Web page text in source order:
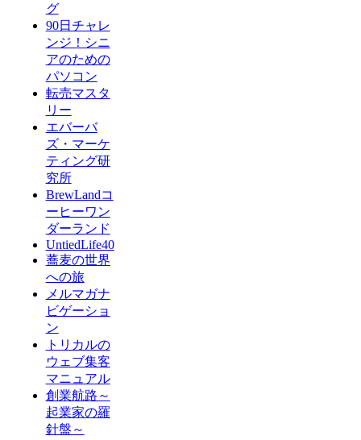
グ
90日チャレ
ンジ！シニ
アのための
パソコン
転売マスタ
リー
エバーバ
ズ・マーケ
ティング研
究所
BrewLandコ
ーヒーワン
ダーランド
UntiedLife40
蕎麦の世界
への旅
メルマガナ
ビゲーショ
ン
トリカルの
ウェブ集客
マニュアル
創業航路～
起業家の羅
針盤～